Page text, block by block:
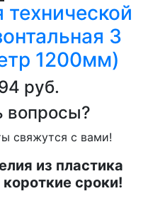
3
1200мм)
руб.
вопросы?
свяжутся с вами!
из пластика
сроки!